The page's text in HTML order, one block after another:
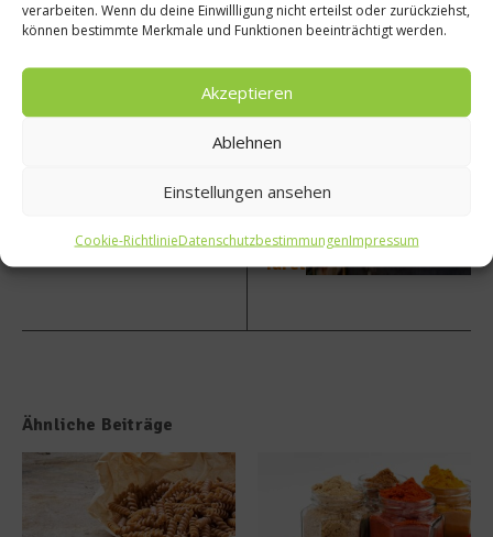
verarbeiten. Wenn du deine Einwillligung nicht erteilst oder zurückziehst,
können bestimmte Merkmale und Funktionen beeinträchtigt werden.
Akzeptieren
Ablehnen
Einstellungen ansehen
Cookie-RichtlinieDatenschutzbestimmungenImpressum
Rezept
Lecker
er
koholi
scher
rinen-
h
Verteil
statt
vernic
wegs
der
ner
Tafel
Ähnliche Beiträge